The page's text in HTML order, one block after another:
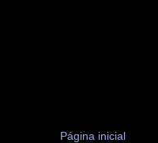
Página inicial